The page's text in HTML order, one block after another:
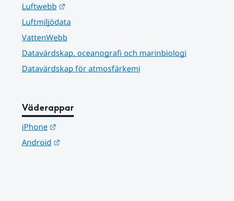
Luftwebb
Länk till annan webbplats.
Luftmiljödata
VattenWebb
Datavärdskap, oceanografi och marinbiologi
Datavärdskap för atmosfärkemi
Väderappar
iPhone
Länk till annan webbplats.
Android
Länk till annan webbplats.